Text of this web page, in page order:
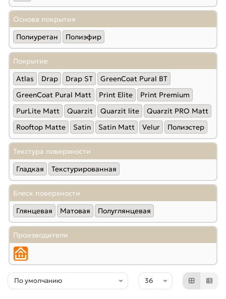
Основа покрытия
Полиуретан
Полиэфир
Покрытие
Atlas
Drap Drap ST
GreenCoat Pural BT
GreenCoat Pural Matt
Print Elite
Print Premium
PurLite Мatt
Quarzit Quarzit lite
Quarzit PRO Matt
Rooftop Matte
Satin Satin Мatt Velur Полиэстер
Текстура поверхности
Гладкая
Текстурированная
Блеск поверхности
Глянцевая
Матовая Полуглянцевая
Производители